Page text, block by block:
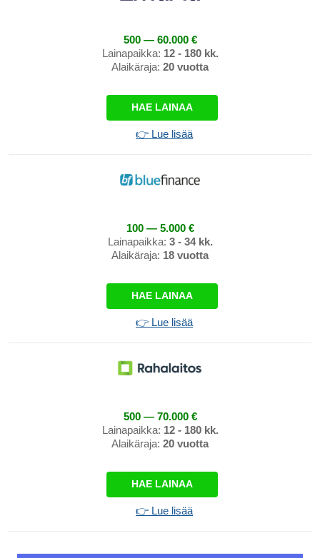
500 — 60.000 €
Lainapaikka: 12 - 180 kk.
Alaikäraja: 20 vuotta
HAE LAINAA
👉 Lue lisää
100 — 5.000 €
Lainapaikka: 3 - 34 kk.
Alaikäraja: 18 vuotta
HAE LAINAA
👉 Lue lisää
500 — 70.000 €
Lainapaikka: 12 - 180 kk.
Alaikäraja: 20 vuotta
HAE LAINAA
👉 Lue lisää